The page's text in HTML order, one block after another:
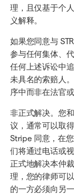
理，且仅基于个
义解释。
如果您同意与
参与任何集体、
任何上述诉讼中
未具名的索赔人
序中而非在法官
非正式解决。您
议，通常可以取
Stripe 同意，在
们将通过电话或
正式地解决本仲
理，您的律师可
的一方必须向另